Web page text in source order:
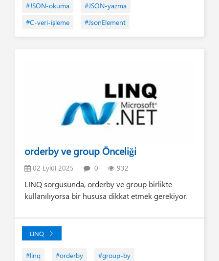
#JSON-okuma
#JSON-yazma
#C-veri-işleme
#JsonElement
orderby ve group Önceliği
02 Eylül 2025 0 932
LINQ sorgusunda, orderby ve group birlikte
kullanılıyorsa bir hususa dikkat etmek gerekiyor.
LINQ
#linq #orderby #group-by